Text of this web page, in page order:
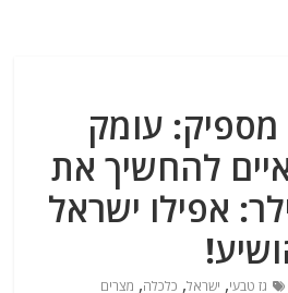
מספיק: עומק
להחשיך את
אפילו ישראל
גז טבעי, ישראל, כלכלה, מצרים